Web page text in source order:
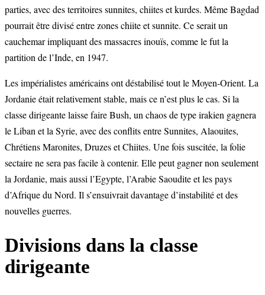
parties, avec des territoires sunnites, chiites et kurdes. Même Bagdad
pourrait être divisé entre zones chiite et sunnite. Ce serait un
cauchemar impliquant des massacres inouïs, comme le fut la
partition de l’Inde, en 1947.
Les impérialistes américains ont déstabilisé tout le Moyen-Orient. La
Jordanie était relativement stable, mais ce n’est plus le cas. Si la
classe dirigeante laisse faire Bush, un chaos de type irakien gagnera
le Liban et la Syrie, avec des conflits entre Sunnites, Alaouites,
Chrétiens Maronites, Druzes et Chiites. Une fois suscitée, la folie
sectaire ne sera pas facile à contenir. Elle peut gagner non seulement
la Jordanie, mais aussi l’Egypte, l’Arabie Saoudite et les pays
d’Afrique du Nord. Il s’ensuivrait davantage d’instabilité et des
nouvelles guerres.
Divisions dans la classe
dirigeante